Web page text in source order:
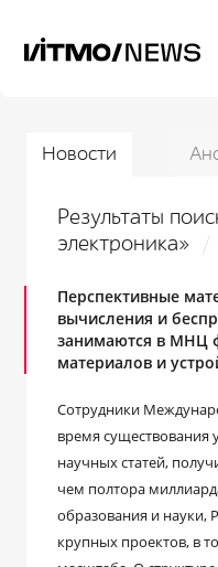
Новости
Результаты
электроника»
Перспективные
вычисления и
занимаются в МНЦ
материалов и
Сотрудники
время существования
научных статей,
чем полтора
образования и
крупных проектов, в